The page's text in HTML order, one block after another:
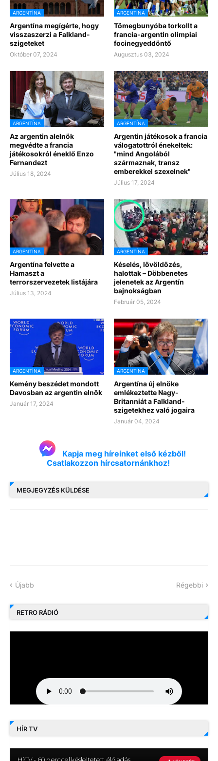
ARGENTÍNA
Argentína megígérte, hogy
visszaszerzi a Falkland-
szigeteket
Október 07, 2024
ARGENTÍNA
Tömegbunyóba torkollt a
francia-argentin olimpiai
focinegyeddöntő
Augusztus 03, 2024
ARGENTÍNA
Az argentin alelnök
megvédte a francia
játékosokról éneklő Enzo
Fernandezt
Július 18, 2024
ARGENTÍNA
Argentin játékosok a francia
válogatottról énekeltek:
"mind Angolából
származnak, transz
emberekkel szexelnek"
Július 17, 2024
ARGENTÍNA
Argentína felvette a
Hamaszt a
terrorszervezetek listájára
Július 13, 2024
ARGENTÍNA
Késelés, lövöldözés,
halottak – Döbbenetes
jelenetek az Argentín
bajnokságban
Február 05, 2024
ARGENTÍNA
Kemény beszédet mondott
Davosban az argentin elnök
Január 17, 2024
ARGENTÍNA
Argentína új elnöke
emlékeztette Nagy-
Britanniát a Falkland-
szigetekhez való jogaira
Január 04, 2024
Kapja meg híreinket első kézből!
Csatlakozzon hírcsatornánkhoz!
MEGJEGYZÉS KÜLDÉSE
Újabb Régebbi
RETRO RÁDIÓ
HÍR TV